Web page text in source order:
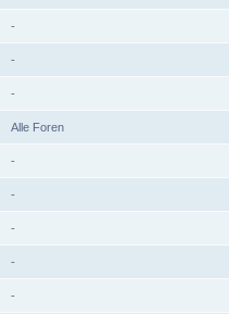
-
-
-
Alle Foren
-
-
-
-
-